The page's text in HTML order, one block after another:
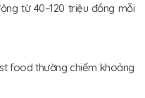
từ 40–120 triệu đồng mỗi
food thường chiếm khoảng